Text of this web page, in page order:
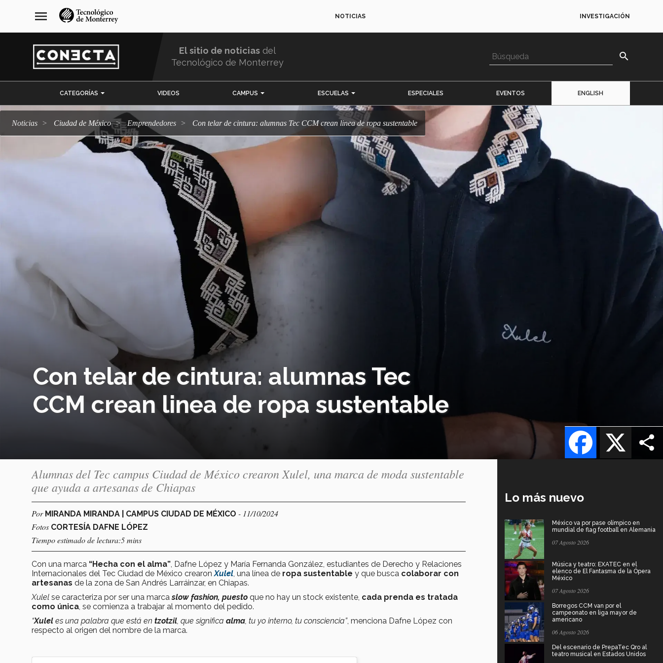
navegación
principal
menu NOTICIAS INVESTIGACIÓN
El sitio de noticias del
Tecnológico de Monterrey
search
CATEGORÍAS VIDEOS CAMPUS ESCUELAS ESPECIALES EVENTOS ENGLISH
Noticias Ciudad de México emprendedores Con telar de cintura: alumnas Tec CCM crean linea de ropa sustentable
Con telar de cintura: alumnas Tec
CCM crean linea de ropa sustentable
X
Facebook
Alumnas del Tec campus Ciudad de México crearon Xulel, una marca de moda sustentable
que ayuda a artesanas de Chiapas
Por MIRANDA MIRANDA | CAMPUS CIUDAD DE MÉXICO - 11/10/2024
Fotos CORTESÍA DAFNE LÓPEZ
Tiempo estimado de lectura:5 mins
Con una marca “Hecha con el alma” , Dafne López y María Fernanda González, estudiantes de Derecho y Relaciones
Internacionales del Tec Ciudad de México crearon Xulel , una línea de ropa sustentable y que busca colaborar con
artesanas de la zona de San Andrés Larráinzar, en Chiapas.
Xulel se caracteriza por ser una marca slow fashion, puesto que no hay un stock existente, cada prenda es tratada
como única , se comienza a trabajar al momento del pedido.
“Xulel es una palabra que está en tzotzil , que significa alma , tu yo interno, tu consciencia”, menciona Dafne López con
respecto al origen del nombre de la marca.
Lo más nuevo
México va por pase olímpico en
mundial de flag football en Alemania
07 Agosto 2026
Música y teatro: EXATEC en el
elenco de El Fantasma de la Ópera
México
07 Agosto 2026
Borregos CCM van por el
campeonato en liga mayor de
americano
06 Agosto 2026
Del escenario de PrepaTec Qro al
teatro musical en Estados Unidos